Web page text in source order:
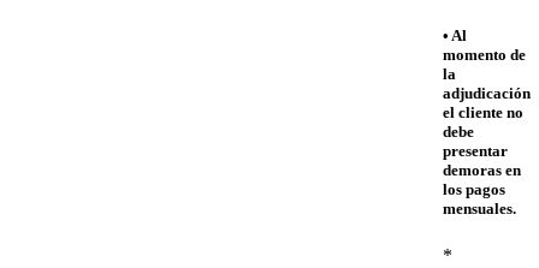
• Al
momento de
la
adjudicación
el cliente no
debe
presentar
demoras en
los pagos
mensuales.
*